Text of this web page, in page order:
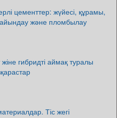
цементтер: жүйесі, құрамы,
және пломбылау
гибридті аймақ туралы
Тіс жегі